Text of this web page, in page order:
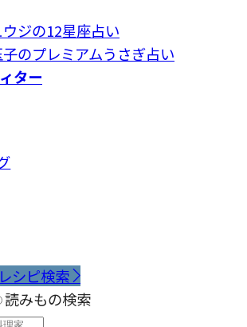
ジの12星座占い
のプレミアムうさぎ占い
ター
シピ検索
読みもの検索